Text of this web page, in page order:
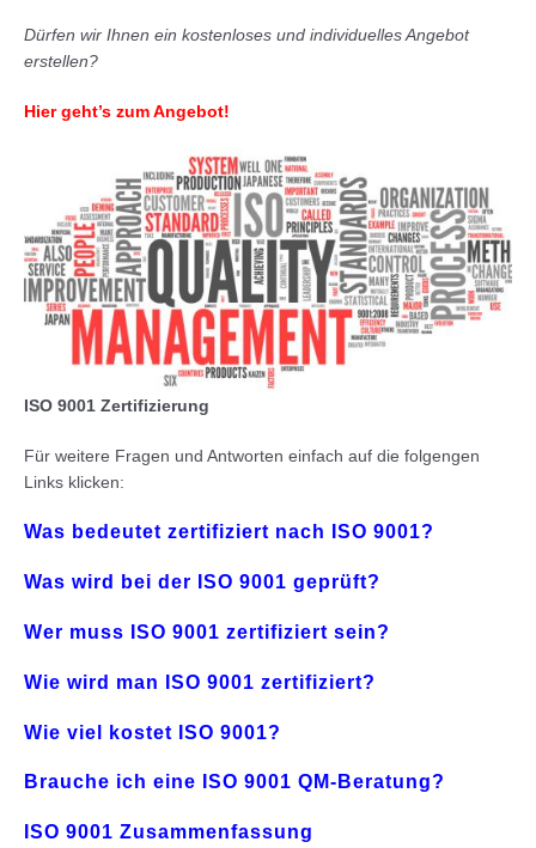
Dürfen wir Ihnen ein kostenloses und individuelles Angebot
erstellen?
Hier geht’s zum Angebot!
ISO 9001 Zertifizierung
Für weitere Fragen und Antworten einfach auf die folgengen
Links klicken:
Was bedeutet zertifiziert nach ISO 9001?
Was wird bei der ISO 9001 geprüft?
Wer muss ISO 9001 zertifiziert sein?
Wie wird man ISO 9001 zertifiziert?
Wie viel kostet ISO 9001?
Brauche ich eine ISO 9001 QM-Beratung?
ISO 9001 Zusammenfassung